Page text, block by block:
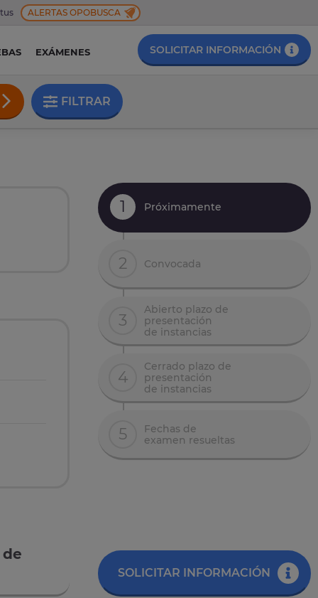
ALERTAS OPOBUSCA
EXÁMENES SOLICITAR INFORMACIÓN
FILTRAR
1 Próximamente
2 Convocada
3
Abierto plazo de
presentación
de instancias
4
Cerrado plazo de
presentación
de instancias
5
Fechas de
examen resueltas
SOLICITAR INFORMACIÓN